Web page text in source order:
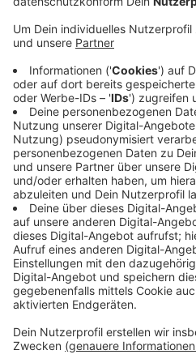
Alemannia Aachen spielt am
Unterhaching - und zwar im
Entscheidung wurde am
gegeben. Nach einem
dem Verein und den
also doch im eigenen Stadion
noch Unklarheiten wegen
Sicherheitskonzepts.
Aachener Fans können die
der Tivoli Kasse kaufen.
Uhr.
Anzeige